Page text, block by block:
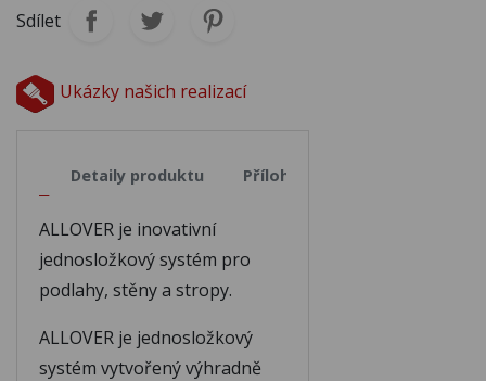
A718 A719
A720 A721
Sdílet
Ukázky našich realizací
Detaily produktu Přílohy
ALLOVER je inovativní
jednosložkový systém pro
podlahy, stěny a stropy.
ALLOVER je jednosložkový
systém vytvořený výhradně